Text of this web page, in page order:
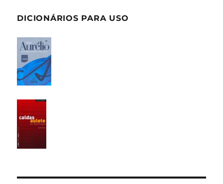
DICIONÁRIOS PARA USO